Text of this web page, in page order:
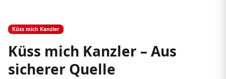
Küss mich Kanzler
Küss mich Kanzler – Aus
sicherer Quelle